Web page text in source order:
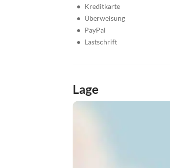
• Kreditkarte
• Überweisung
• PayPal
• Lastschrift
Lage